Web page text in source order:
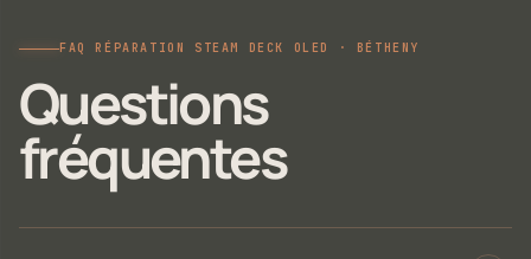
FAQ RÉPARATION STEAM DECK OLED · BÉTHENY
Questions
fréquentes